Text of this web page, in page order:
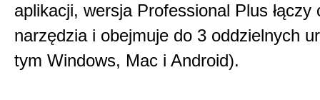
aplikacji, wersja Professional Plus łączy
narzędzia i obejmuje do 3 oddzielnych
tym Windows, Mac i Android).